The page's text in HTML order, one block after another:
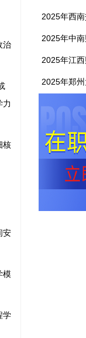
治
力
核
安
模
学
2025年西
2025年中
2025年江
2025年郑